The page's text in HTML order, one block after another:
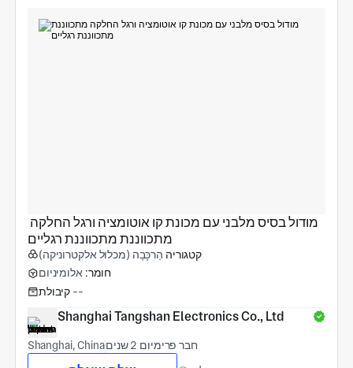
מתכווננת מתכווננת רגליים
קטגוריה הַרכָּבָה (מכלול אלקטרוניקה)
חומר: אלומיניום
קיבולת --
Shanghai Tangshan Electronics Co., Ltd
Shanghai, China חבר פרימיום 2 שנים